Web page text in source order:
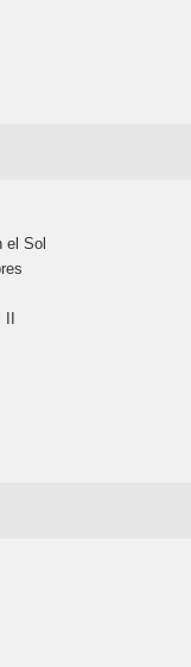
el Sol